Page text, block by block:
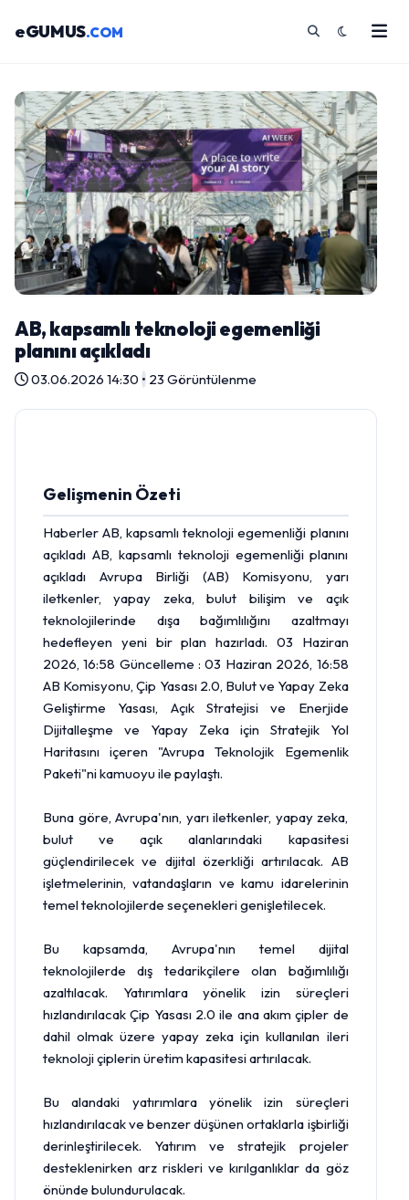
eGUMUS.COM
AB, kapsamlı teknoloji egemenliği
planını açıkladı
03.06.2026 14:30 • 23 Görüntülenme
Gelişmenin Özeti
Haberler AB, kapsamlı teknoloji egemenliği planını
açıkladı AB, kapsamlı teknoloji egemenliği planını
açıkladı Avrupa Birliği (AB) Komisyonu, yarı
iletkenler, yapay zeka, bulut bilişim ve açık
teknolojilerinde dışa bağımlılığını azaltmayı
hedefleyen yeni bir plan hazırladı. 03 Haziran
2026, 16:58 Güncelleme : 03 Haziran 2026, 16:58
AB Komisyonu, Çip Yasası 2.0, Bulut ve Yapay Zeka
Geliştirme Yasası, Açık Stratejisi ve Enerjide
Dijitalleşme ve Yapay Zeka için Stratejik Yol
Haritasını içeren "Avrupa Teknolojik Egemenlik
Paketi"ni kamuoyu ile paylaştı.
Buna göre, Avrupa'nın, yarı iletkenler, yapay zeka,
bulut ve açık alanlarındaki kapasitesi
güçlendirilecek ve dijital özerkliği artırılacak. AB
işletmelerinin, vatandaşların ve kamu idarelerinin
temel teknolojilerde seçenekleri genişletilecek.
Bu kapsamda, Avrupa'nın temel dijital
teknolojilerde dış tedarikçilere olan bağımlılığı
azaltılacak. Yatırımlara yönelik izin süreçleri
hızlandırılacak Çip Yasası 2.0 ile ana akım çipler de
dahil olmak üzere yapay zeka için kullanılan ileri
teknoloji çiplerin üretim kapasitesi artırılacak.
Bu alandaki yatırımlara yönelik izin süreçleri
hızlandırılacak ve benzer düşünen ortaklarla işbirliği
derinleştirilecek. Yatırım ve stratejik projeler
desteklenirken arz riskleri ve kırılganlıklar da göz
önünde bulundurulacak.